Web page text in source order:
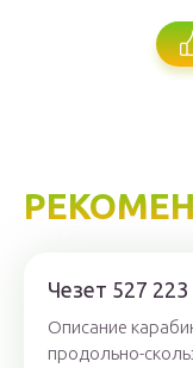
Чезет 527
Описание
продольно-